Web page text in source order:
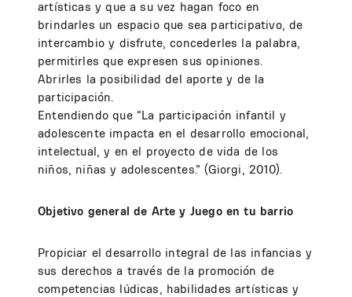
artísticas y que a su vez hagan foco en
brindarles un espacio que sea participativo, de
intercambio y disfrute, concederles la palabra,
permitirles que expresen sus opiniones.
Abrirles la posibilidad del aporte y de la
participación.
Entendiendo que “La participación infantil y
adolescente impacta en el desarrollo emocional,
intelectual, y en el proyecto de vida de los
niños, niñas y adolescentes.” (Giorgi, 2010).
Objetivo general de Arte y Juego en tu barrio
Propiciar el desarrollo integral de las infancias y
sus derechos a través de la promoción de
competencias lúdicas, habilidades artísticas y